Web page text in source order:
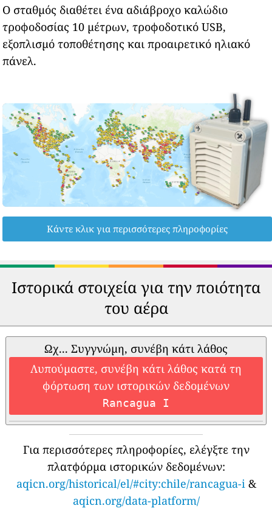
Ο σταθμός διαθέτει ένα αδιάβροχο καλώδιο
τροφοδοσίας 10 μέτρων, τροφοδοτικό USB,
εξοπλισμό τοποθέτησης και προαιρετικό ηλιακό
πάνελ.
Κάντε κλικ για περισσότερες πληροφορίες
Ιστορικά στοιχεία για την ποιότητα
του αέρα
Ωχ... Συγγνώμη, συνέβη κάτι λάθος
Λυπούμαστε, συνέβη κάτι λάθος κατά τη
φόρτωση των ιστορικών δεδομένων
Rancagua I
Για περισσότερες πληροφορίες, ελέγξτε την
πλατφόρμα ιστορικών δεδομένων:
aqicn.org/historical/el/#city:chile/rancagua-i&
aqicn.org/data-platform/